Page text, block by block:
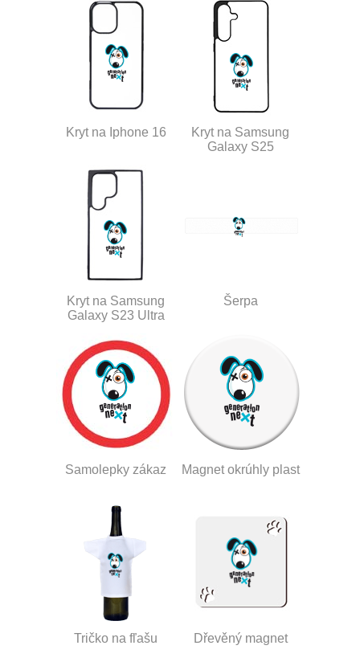
Kryt na Iphone 16
Kryt na Samsung
Galaxy S25
Kryt na Samsung
Galaxy S23 Ultra
Šerpa
Samolepky zákaz Magnet okrúhly plast
Tričko na fľašu Dřevěný magnet